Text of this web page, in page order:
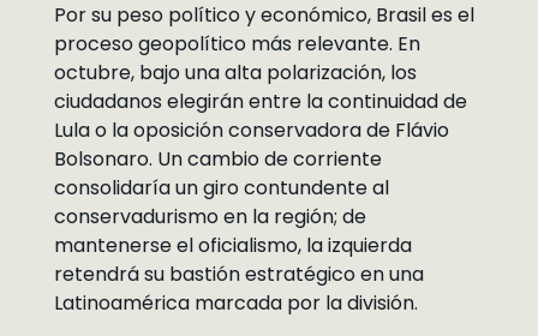
Por su peso político y económico, Brasil es el
proceso geopolítico más relevante. En
octubre, bajo una alta polarización, los
ciudadanos elegirán entre la continuidad de
Lula o la oposición conservadora de Flávio
Bolsonaro. Un cambio de corriente
consolidaría un giro contundente al
conservadurismo en la región; de
mantenerse el oficialismo, la izquierda
retendrá su bastión estratégico en una
Latinoamérica marcada por la división.